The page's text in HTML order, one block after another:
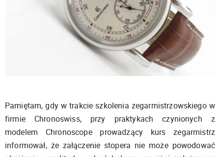
Pamiętam, gdy w trakcie szkolenia zegarmistrzowskiego w
firmie Chronoswiss, przy praktykach czynionych z
modelem Chronoscope prowadzący kurs zegarmistrz
informował, że załączenie stopera nie może powodować